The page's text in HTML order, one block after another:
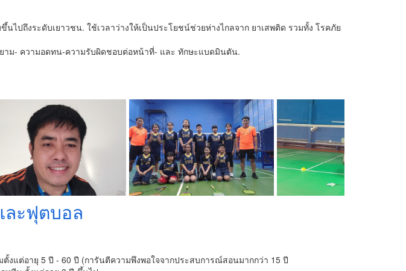
ไปถึงระดับเยาวชน. ใช้เวลาว่างให้เป็นประโยชน์ช่วยห่างไกลจาก ยาเสพติด รวมทั้ง โรคภัย
าม- ความอดทน-ความรับผิดชอบต่อหน้าที่- และ ทักษะแบดมินตัน.
ะฟุตบอล
แต่อายุ 5​ ปี - 60 ปี (การันตีความพึงพอใจจากประสบการณ์สอนมากกว่า 15​ ปี